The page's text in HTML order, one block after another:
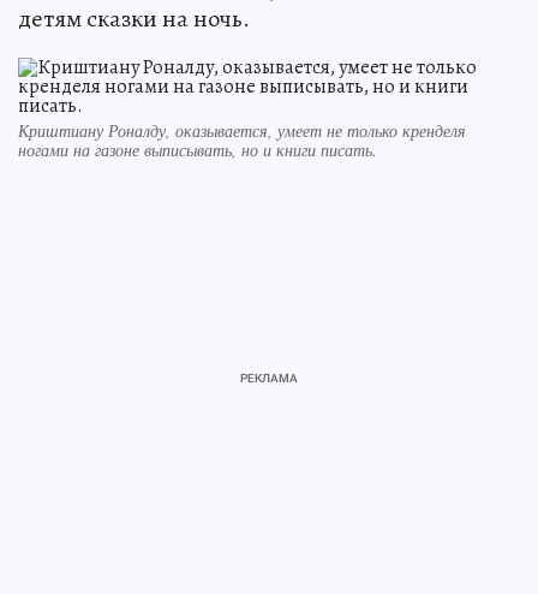
детям сказки на ночь.
Криштиану Роналду, оказывается, умеет не только кренделя
ногами на газоне выписывать, но и книги писать.